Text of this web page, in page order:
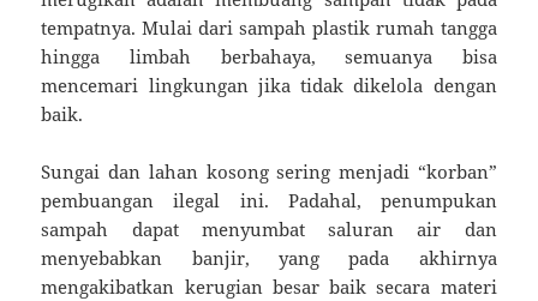
tempatnya. Mulai dari sampah plastik rumah tangga
hingga limbah berbahaya, semuanya bisa
mencemari lingkungan jika tidak dikelola dengan
baik.
Sungai dan lahan kosong sering menjadi “korban”
pembuangan ilegal ini. Padahal, penumpukan
sampah dapat menyumbat saluran air dan
menyebabkan banjir, yang pada akhirnya
mengakibatkan kerugian besar baik secara materi